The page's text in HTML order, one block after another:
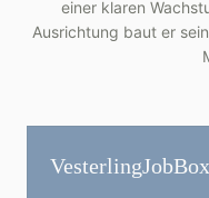
einer klaren
Ausrichtung baut er
Vesterling­JobBox